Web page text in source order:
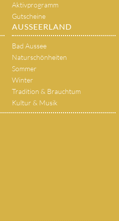
Aktivprogramm
Gutscheine
AUSSEERLAND
Bad Aussee
Naturschönheiten
Sommer
Winter
Tradition & Brauchtum
Kultur & Musik